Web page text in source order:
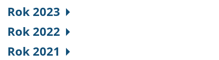
Rok 2023
Rok 2022
Rok 2021